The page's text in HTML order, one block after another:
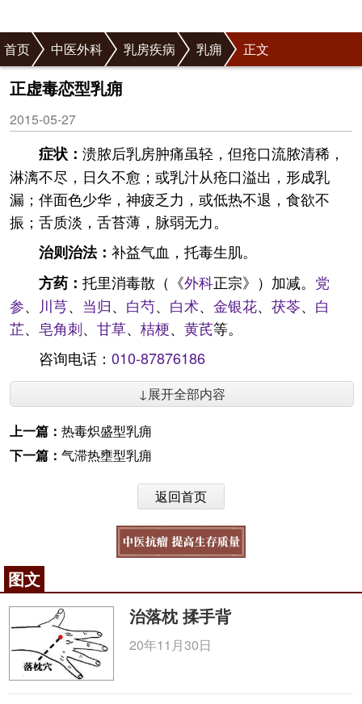
首页 中医外科 乳房疾病 乳痈 正文
正虚毒恋型乳痈
2015-05-27
症状： 溃脓后乳房肿痛虽轻，但疮口流脓清稀，
淋漓不尽，日久不愈；或乳汁从疮口溢出，形成乳
漏；伴面色少华，神疲乏力，或低热不退，食欲不
振；舌质淡，舌苔薄，脉弱无力。
治则治法： 补益气血，托毒生肌。
方药： 托里消毒散（《外科正宗》）加减。 党
参、 川芎、 当归、 白芍、 白术、 金银花、 茯苓、 白
芷、 皂角刺、 甘草、 桔梗、 黄芪等。
咨询电话： 010-87876186
↓展开全部内容
上一篇： 热毒炽盛型乳痈
下一篇： 气滞热壅型乳痈
返回首页
图文
治落枕 揉手背
20年11月30日